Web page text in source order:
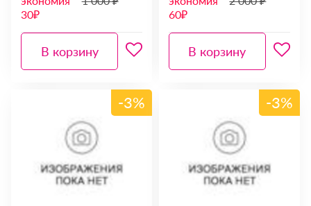
30₽
В корзину
60₽
В корзину
-3% -3%